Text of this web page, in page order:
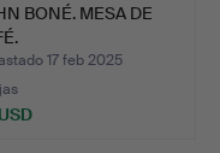
BONÉ. MESA DE
17 feb 2025